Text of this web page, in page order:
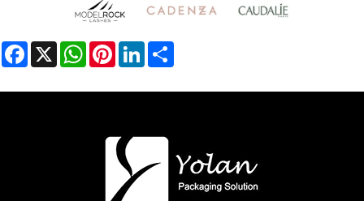
Facebook
X WhatsAppPinterestLinkedIn